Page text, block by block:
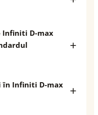
Infiniti D-max
în Infiniti D-max